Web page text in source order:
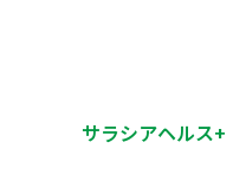
サラシアヘルス+